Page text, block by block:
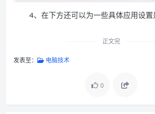
4、在下方还可以为一些具体应用设置
正文完
发表至： 电脑技术
0